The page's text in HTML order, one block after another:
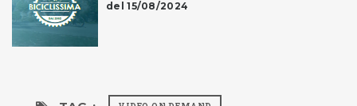
del 15/08/2024